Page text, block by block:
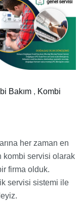
Bakım , Kombi
her zaman en
kombi servisi olarak
firma olduk.
servisi sistemi ile